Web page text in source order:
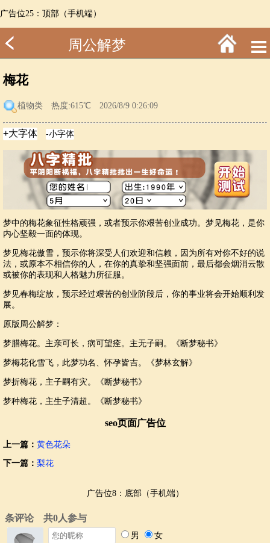
广告位25：顶部（手机端）
周公解梦
梅花
植物类 热度:615℃ 2026/8/9 0:26:09
梦中的梅花象征性格顽强，或者预示你艰苦创业成功。梦见梅花，是你
内心坚毅一面的体现。
梦见梅花傲雪，预示你将深受人们欢迎和信赖，因为所有对你不好的说
法，或原本不相信你的人，在你的真挚和坚强面前，最后都会烟消云散
或被你的表现和人格魅力所征服。
梦见春梅绽放，预示经过艰苦的创业阶段后，你的事业将会开始顺利发
展。
原版周公解梦：
梦腊梅花。主亲可长，病可望痊。主无子嗣。《断梦秘书》
梦梅花化雪飞，此梦功名、怀孕皆吉。《梦林玄解》
梦折梅花，主子嗣有灾。《断梦秘书》
梦种梅花，主生子清超。《断梦秘书》
seo页面广告位
上一篇： 黄色花朵
下一篇： 梨花
广告位8：底部（手机端）